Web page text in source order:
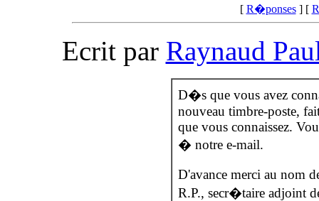
[ R�ponses] [
Ecrit par Raynaud
D�s que vous avez
nouveau timbre-poste,
que vous connaissez.
� notre e-mail.
D'avance merci au nom
R.P., secr�taire adjoint